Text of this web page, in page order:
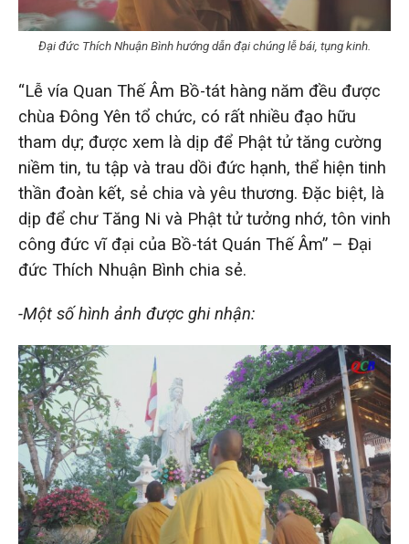
Đại đức Thích Nhuận Bình hướng dẫn đại chúng lễ bái, tụng kinh.
“Lễ vía Quan Thế Âm Bồ-tát hàng năm đều được
chùa Đông Yên tổ chức, có rất nhiều đạo hữu
tham dự; được xem là dịp để Phật tử tăng cường
niềm tin, tu tập và trau dồi đức hạnh, thể hiện tinh
thần đoàn kết, sẻ chia và yêu thương. Đặc biệt, là
dịp để chư Tăng Ni và Phật tử tưởng nhớ, tôn vinh
công đức vĩ đại của Bồ-tát Quán Thế Âm” – Đại
đức Thích Nhuận Bình chia sẻ.
-Một số hình ảnh được ghi nhận: